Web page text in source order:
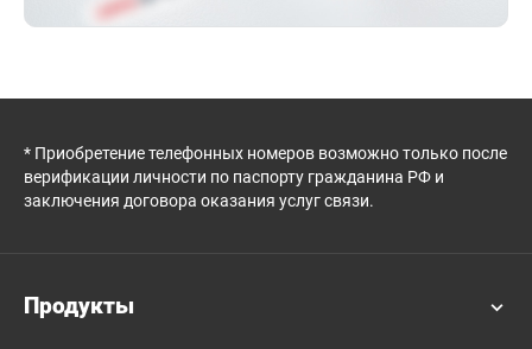
* Приобретение телефонных номеров возможно только после
верификации личности по паспорту гражданина РФ и
заключения договора оказания услуг связи.
Продукты